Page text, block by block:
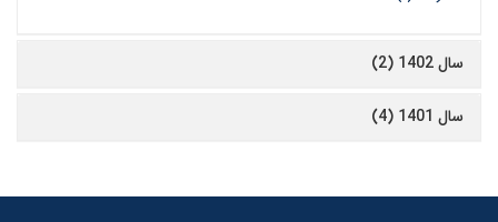
سال 1402 (2)
سال 1401 (4)